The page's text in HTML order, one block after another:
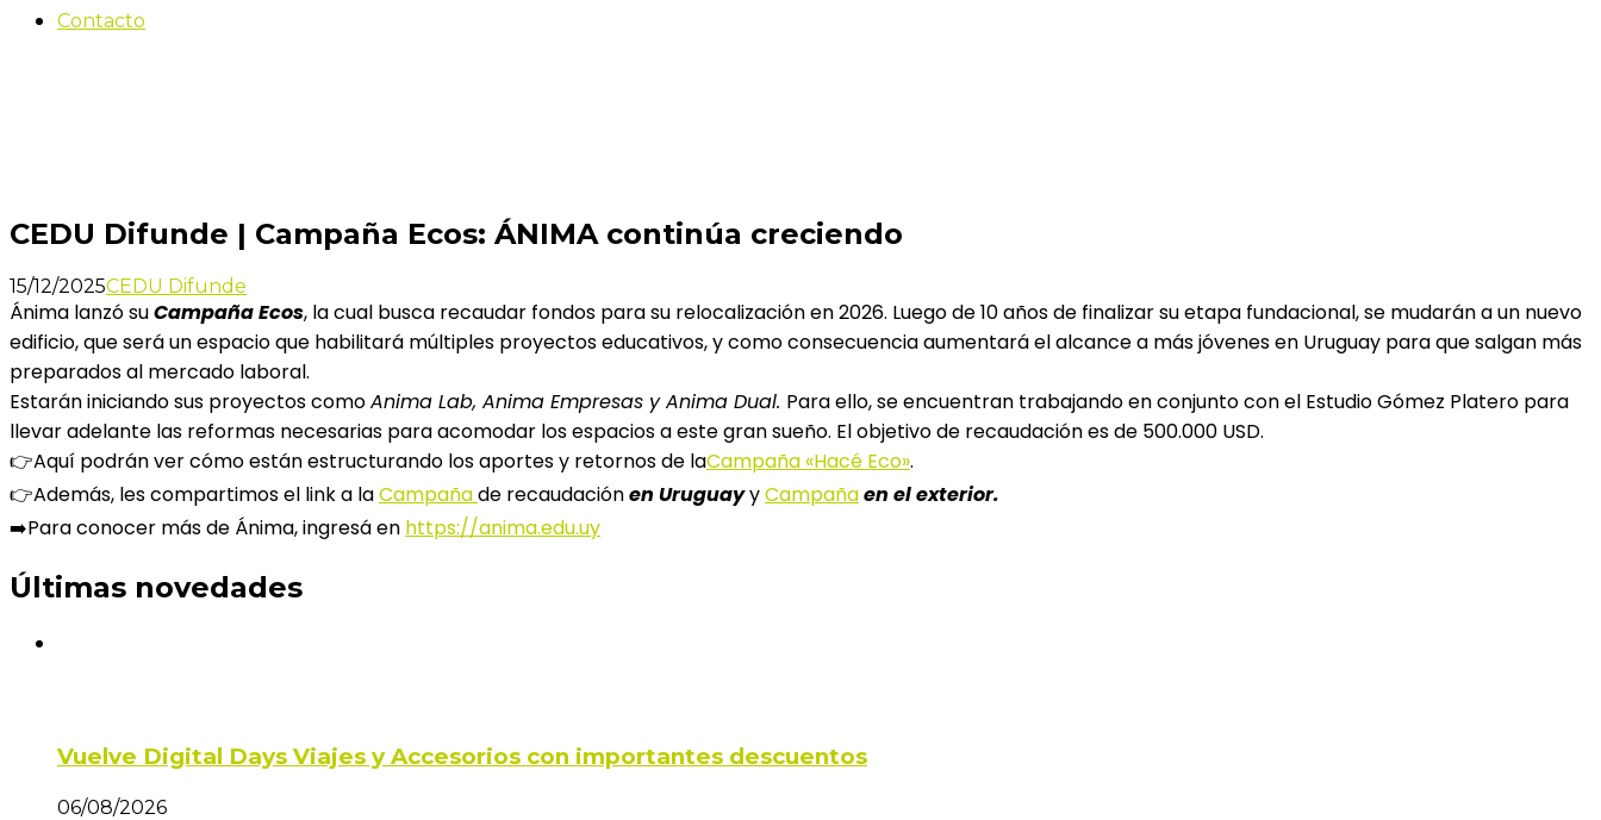
Contacto
CEDU Difunde | Campaña Ecos: ÁNIMA continúa creciendo
15/12/2025CEDU Difunde
Ánima lanzó suCampaña Ecos, la cual busca recaudar fondos para su relocalización en 2026. Luego de 10 años de finalizar su etapa fundacional, se mudarán a un nuevo
edificio, que será un espacio que habilitará múltiples proyectos educativos, y como consecuencia aumentará el alcance a más jóvenes en Uruguay para que salgan más
preparados al mercado laboral.
Estarán iniciando sus proyectos comoAnima Lab, Anima Empresas y Anima Dual. Para ello, se encuentran trabajando en conjunto con el Estudio Gómez Platero para
llevar adelante las reformas necesarias para acomodar los espacios a este gran sueño. El objetivo de recaudación es de 500.000 USD.
👉Aquí podrán ver cómo están estructurando los aportes y retornos de laCampaña «Hacé Eco».
👉Además, les compartimos el link a laCampañade recaudaciónen UruguayyCampañaen el exterior.
➡️Para conocer más de Ánima, ingresá en https://anima.edu.uy
Últimas novedades
Vuelve Digital Days Viajes y Accesorios con importantes descuentos
06/08/2026